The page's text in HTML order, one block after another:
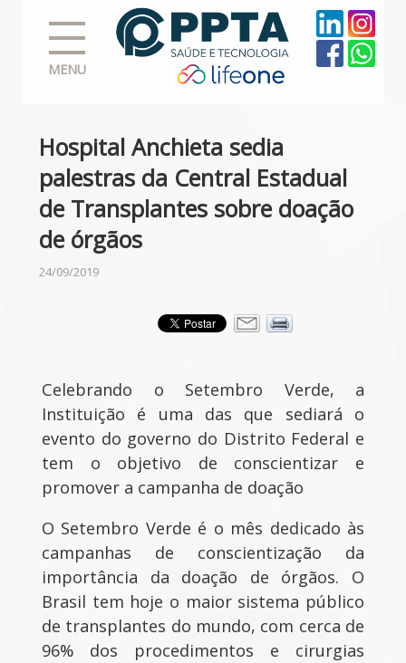
MENU
Hospital Anchieta sedia
palestras da Central Estadual
de Transplantes sobre doação
de órgãos
24/09/2019
Celebrando o Setembro Verde, a
Instituição é uma das que sediará o
evento do governo do Distrito Federal e
tem o objetivo de conscientizar e
promover a campanha de doação
O Setembro Verde é o mês dedicado às
campanhas de conscientização da
importância da doação de órgãos. O
Brasil tem hoje o maior sistema público
de transplantes do mundo, com cerca de
96% dos procedimentos e cirurgias